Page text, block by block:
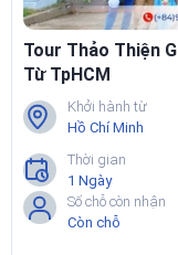
Tour Thảo Thiện
Từ TpHCM
Khởi hành từ
Hồ Chí Minh
Thời gian
1 Ngày
Số chỗ còn nhận
Còn chỗ